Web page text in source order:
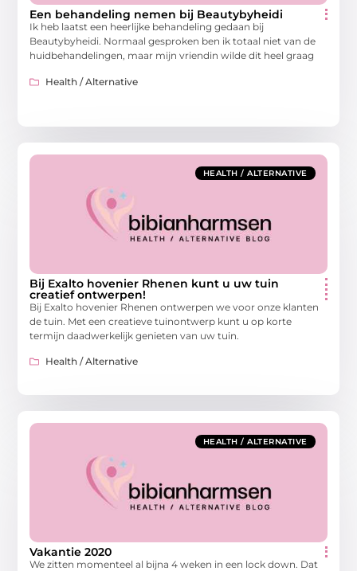
Een behandeling nemen bij Beautybyheidi
Ik heb laatst een heerlijke behandeling gedaan bij
Beautybyheidi. Normaal gesproken ben ik totaal niet van de
huidbehandelingen, maar mijn vriendin wilde dit heel graag
Health / Alternative
HEALTH / ALTERNATIVE
Bij Exalto hovenier Rhenen kunt u uw tuin
creatief ontwerpen!
Bij Exalto hovenier Rhenen ontwerpen we voor onze klanten
de tuin. Met een creatieve tuinontwerp kunt u op korte
termijn daadwerkelijk genieten van uw tuin.
Health / Alternative
HEALTH / ALTERNATIVE
Vakantie 2020
We zitten momenteel al bijna 4 weken in een lock down. Dat